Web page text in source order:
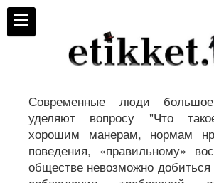
Современные люди
уделяют вопросу "Что
хорошим манерам, нормам
поведения, «правильному»
обществе невозможно добиться